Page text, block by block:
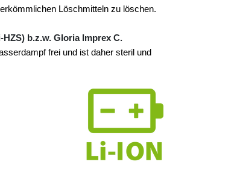
Löschmitteln zu löschen.
HZS) b.z.w. Gloria Imprex C.
frei und ist daher steril und